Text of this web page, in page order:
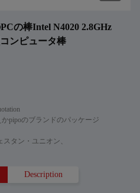
の棒Intel N4020 2.8GHz
ンピュータ棒
pipoのブランドのパッケージ
タン・ユニオン、
Description